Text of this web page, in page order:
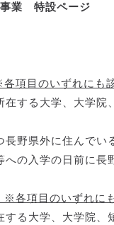
事業 特設ページ
項目のいずれにも
在する大学、大学
野県外に住んでい
の入学の日前に長
各項目のいずれに
する大学、大学院